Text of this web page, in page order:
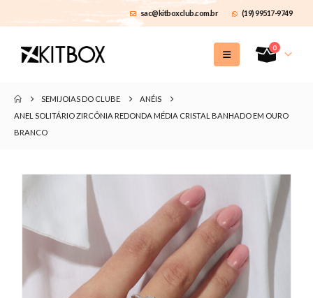
sac@kitboxclub.com.br (19) 99517-9749
0
SEMIJOIAS DO CLUBE
ANÉIS
ANEL SOLITÁRIO ZIRCÔNIA REDONDA MÉDIA CRISTAL BANHADO EM OURO
BRANCO